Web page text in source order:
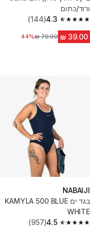
ורוד/כתום
4.3
4.3 out of 5 stars from 144 reviews
(144)
מחיר לפני הנחה‏70.00 ₪
44%
NABAIJI
בגד ים KAMYLA 500 BLUE
WHITE
4.5
(957)